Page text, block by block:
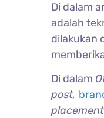
Di dalam
adalah
dilakukan
Di dalam
post,